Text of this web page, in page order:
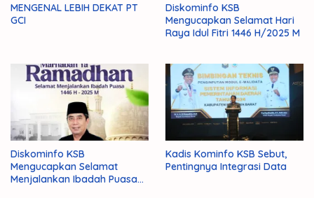
MENGENAL LEBIH DEKAT PT
GCI
Diskominfo KSB
Mengucapkan Selamat Hari
Raya Idul Fitri 1446 H/2025 M
Diskominfo KSB
Mengucapkan Selamat
Menjalankan Ibadah Puasa
Kadis Kominfo KSB Sebut,
Pentingnya Integrasi Data